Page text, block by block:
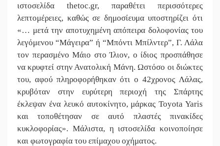
ιστοσελίδα thetoc.gr, παραθέτει περισσότερες
λεπτομέρειες, καθώς σε δημοσίευμα υποστηρίζει ότι
«… μετά την αποτυχημένη απόπειρα δολοφονίας του
λεγόμενου “Μάγειρα” ή “Μπόντι Μπίλντερ”, Γ. Λάλα
τον περασμένο Μάιο στο Ίλιον, ο ίδιος προσπάθησε
να κρυφτεί στην Ανατολική Μάνη. Ωστόσο οι διώκτες
του, αφού πληροφορήθηκαν ότι ο 42χρονος Λάλας,
κρυβόταν στην ευρύτερη περιοχή της Σπάρτης
έκλεψαν ένα λευκό αυτοκίνητο, μάρκας Toyota Yaris
και τοποθέτησαν σε αυτό πλαστές πινακίδες
κυκλοφορίας». Μάλιστα, η ιστοσελίδα κοινοποίησε
και φωτογραφία του επίμαχου οχήματος.